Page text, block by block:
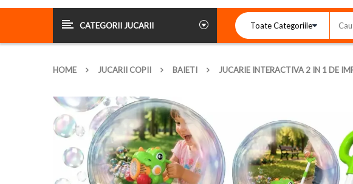
CATEGORII JUCARII
HOME JUCARII COPII BAIETI JUCARIE INTERACTIVA 2 IN 1 DE